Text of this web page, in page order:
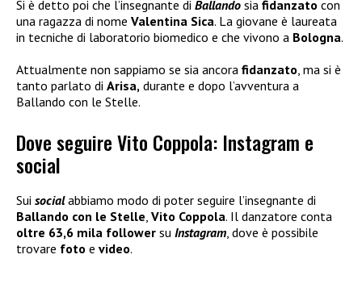
Si è detto poi che l’insegnante di Ballando sia fidanzato con
una ragazza di nome Valentina Sica. La giovane è laureata
in tecniche di laboratorio biomedico e che vivono a Bologna.
Attualmente non sappiamo se sia ancora fidanzato , ma si è
tanto parlato di Arisa, durante e dopo l’avventura a
Ballando con le Stelle.
Dove seguire Vito Coppola: Instagram e
social
Sui socialabbiamo modo di poter seguire l’insegnante di
Ballando con le Stelle, Vito Coppola. Il danzatore conta
oltre 63,6 mila follower su Instagram, dove è possibile
trovare foto e video.